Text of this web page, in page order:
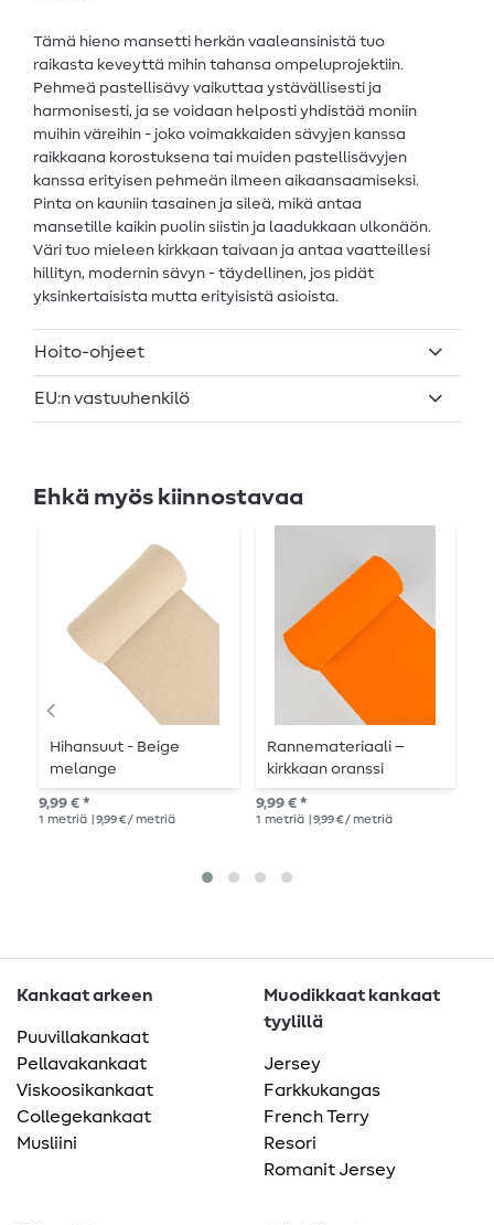
Tämä hieno mansetti herkän vaaleansinistä tuo
raikasta keveyttä mihin tahansa ompeluprojektiin.
Pehmeä pastellisävy vaikuttaa ystävällisesti ja
harmonisesti, ja se voidaan helposti yhdistää moniin
muihin väreihin - joko voimakkaiden sävyjen kanssa
raikkaana korostuksena tai muiden pastellisävyjen
kanssa erityisen pehmeän ilmeen aikaansaamiseksi.
Pinta on kauniin tasainen ja sileä, mikä antaa
mansetille kaikin puolin siistin ja laadukkaan ulkonäön.
Väri tuo mieleen kirkkaan taivaan ja antaa vaatteillesi
hillityn, modernin sävyn - täydellinen, jos pidät
yksinkertaisista mutta erityisistä asioista.
Hoito-ohjeet
EU:n vastuuhenkilö
Ehkä myös kiinnostavaa
Hihansuut - Beige
melange
9,99 € *
1 metriä | 9,99 € / metriä
Rannemateriaali –
kirkkaan oranssi
9,99 € *
1 metriä | 9,99 € / metriä
Kankaat arkeen
Puuvillakankaat
Pellavakankaat
Viskoosikankaat
Collegekankaat
Musliini
Muodikkaat kankaat
tyylillä
Jersey
Farkkukangas
French Terry
Resori
Romanit Jersey